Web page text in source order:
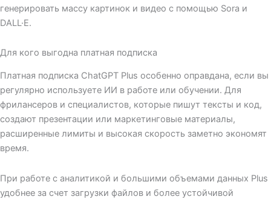
генерировать массу картинок и видео с помощью Sora и
DALL·E.
Для кого выгодна платная подписка
Платная подписка ChatGPT Plus особенно оправдана, если вы
регулярно используете ИИ в работе или обучении. Для
фрилансеров и специалистов, которые пишут тексты и код,
создают презентации или маркетинговые материалы,
расширенные лимиты и высокая скорость заметно экономят
время.
При работе с аналитикой и большими объемами данных Plus
удобнее за счет загрузки файлов и более устойчивой